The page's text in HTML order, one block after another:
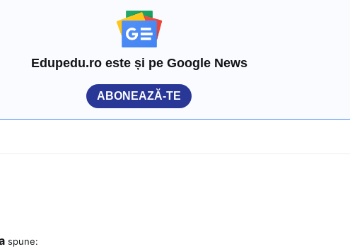
Edupedu.ro este și pe Google News
ABONEAZĂ-TE
spune: